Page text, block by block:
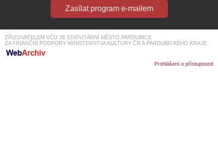
Zasílat program e-mailem
ZŘIZOVATELEM VČD JE STATUTÁRNÍ MĚSTO PARDUBICE
ZA FINANČNÍ PODPORY MINISTERSTVA KULTURY ČR A PARDUBICKÉHO KRAJE
Prohlášení o přístupnosti